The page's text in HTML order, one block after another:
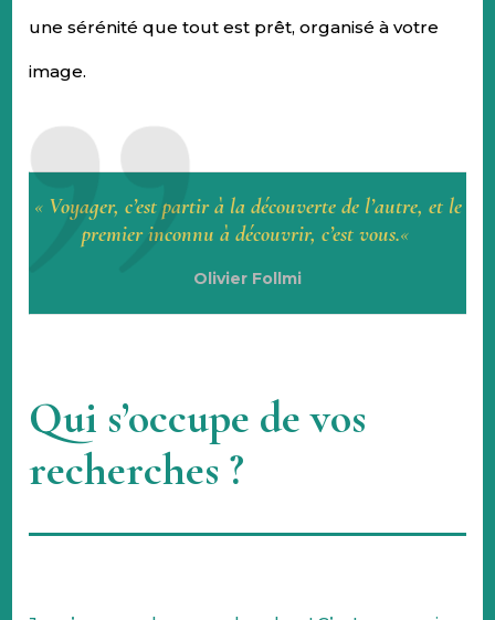
une sérénité que tout est prêt, organisé à votre
image.
« Voyager, c’est partir à la découverte de l’autre, et le
premier inconnu à découvrir, c’est vous.«
Olivier Follmi
Qui s’occupe de vos
recherches ?